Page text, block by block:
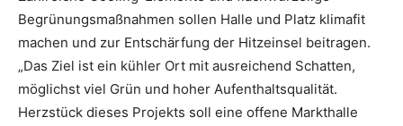
Begrünungsmaßnahmen sollen Halle und Platz klimafit
machen und zur Entschärfung der Hitzeinsel beitragen.
„Das Ziel ist ein kühler Ort mit ausreichend Schatten,
möglichst viel Grün und hoher Aufenthaltsqualität.
Herzstück dieses Projekts soll eine offene Markthalle